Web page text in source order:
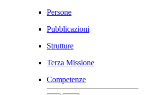
Persone
Pubblicazioni
Strutture
Terza Missione
Competenze